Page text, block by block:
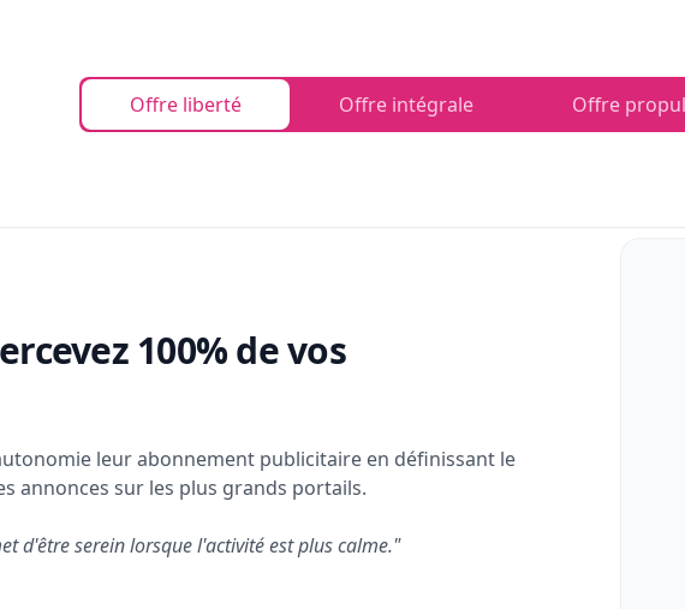
Offre liberté Offre intégrale Offre
100% de vos
leur abonnement publicitaire en définissant le
annonces sur les plus grands portails.
d'être serein lorsque l'activité est plus calme."